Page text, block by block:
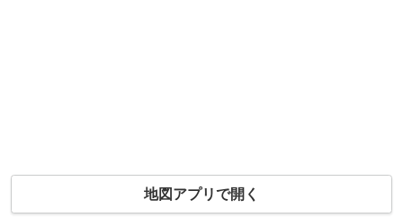
地図アプリで開く